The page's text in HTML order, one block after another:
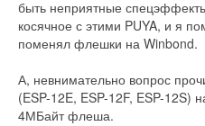
быть неприятные
косячное с этими PUYA, и я
поменял флешки на Winbond.
А, невнимательно вопрос
(ESP-12E, ESP-12F, ESP-12S)
4МБайт флеша.